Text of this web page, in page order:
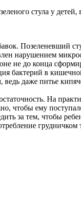
стула у
Позеленевший
нарушением
не до конца
бактерий в
ведь даже питье
На
ему
за тем, чтобы